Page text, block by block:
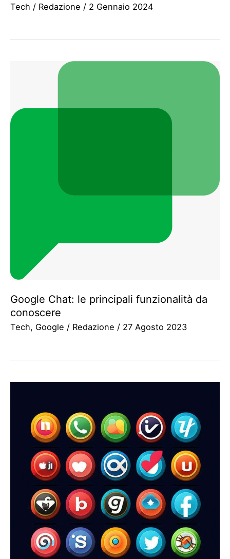
Tech / Redazione / 2 Gennaio 2024
Google Chat: le principali funzionalità da
conoscere
Tech, Google / Redazione / 27 Agosto 2023